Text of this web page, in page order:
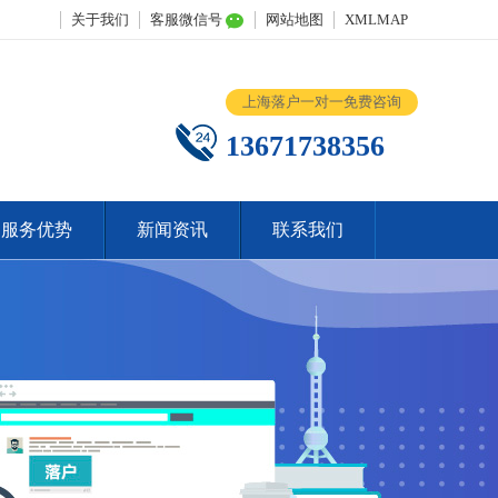
关于我们 客服微信号 网站地图 XMLMAP
上海落户一对一免费咨询
13671738356
服务优势 新闻资讯 联系我们